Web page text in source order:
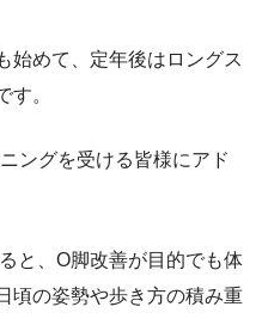
始めて、定年後はロングス
す。
ングを受ける皆様にアド
と、O脚改善が目的でも体
頃の姿勢や歩き方の積み重